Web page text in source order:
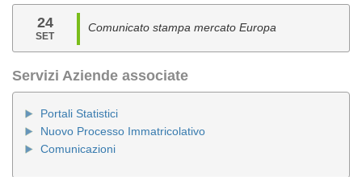
24
SET
Comunicato stampa mercato Europa
Servizi Aziende associate
Portali Statistici
Nuovo Processo Immatricolativo
Comunicazioni